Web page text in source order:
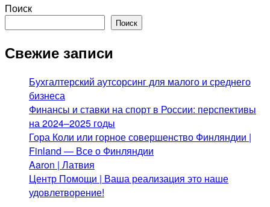
Поиск
Поиск
Свежие записи
Бухгалтерский аутсорсинг для малого и среднего
бизнеса
Финансы и ставки на спорт в России: перспективы
на 2024–2025 годы
Гора Коли или горное совершенство Финляндии |
Finland — Все о Финляндии
Aaron | Латвия
Центр Помощи | Ваша реализация это наше
удовлетворение!